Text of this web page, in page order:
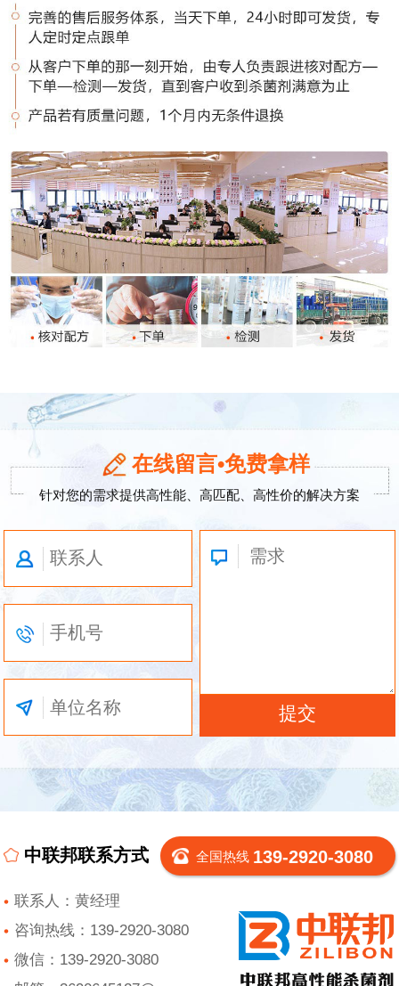
在线留言•免费拿样
针对您的需求提供高性能、高匹配、高性价的解决方案
中联邦联系方式 全国热线 139-2920-3080
联系人：黄经理
咨询热线：139-2920-3080
微信：139-2920-3080